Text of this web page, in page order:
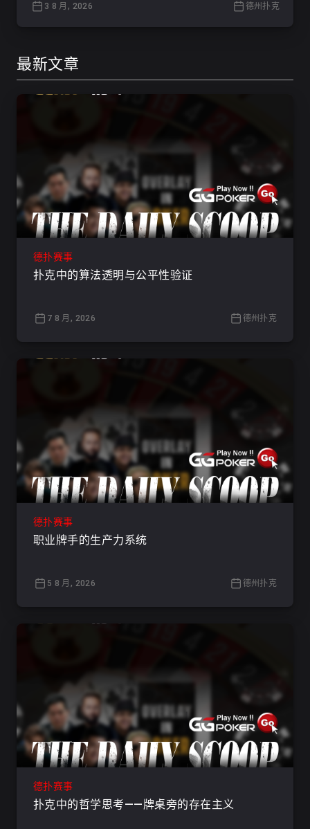
3 8 月, 2026 德州扑克
最新文章
德扑赛事
扑克中的算法透明与公平性验证
7 8 月, 2026 德州扑克
德扑赛事
职业牌手的生产力系统
5 8 月, 2026 德州扑克
德扑赛事
扑克中的哲学思考——牌桌旁的存在主义